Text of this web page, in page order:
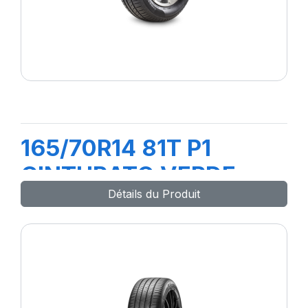
165/70R14 81T P1
CINTURATO VERDE
Détails du Produit